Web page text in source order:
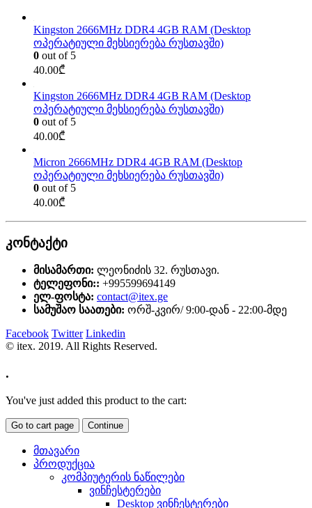
Kingston 2666MHz DDR4 4GB RAM (Desktop
ოპერატიული მეხსიერება რუსთავში)
0 out of 5
40.00₾
Kingston 2666MHz DDR4 4GB RAM (Desktop
ოპერატიული მეხსიერება რუსთავში)
0 out of 5
40.00₾
Micron 2666MHz DDR4 4GB RAM (Desktop
ოპერატიული მეხსიერება რუსთავში)
0 out of 5
40.00₾
კონტაქტი
მისამართი: ლეონიძის 32. რუსთავი.
ტელეფონი:: +995599694149
ელ-ფოსტა: contact@itex.ge
სამუშაო საათები: ორშ-კვირ/ 9:00-დან - 22:00-მდე
Facebook Twitter Linkedin
© itex. 2019. All Rights Reserved.
.
You've just added this product to the cart:
Go to cart page Continue
მთავარი
პროდუქცია
კომპიუტერის ნაწილები
ვინჩესტერები
Desktop ვინჩესტერები